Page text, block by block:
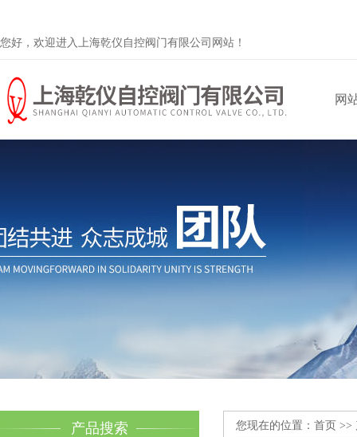
您好，欢迎进入上海乾仪自控阀门有限公司网站！
网
产品搜索 您现在的位置： 首页 >>